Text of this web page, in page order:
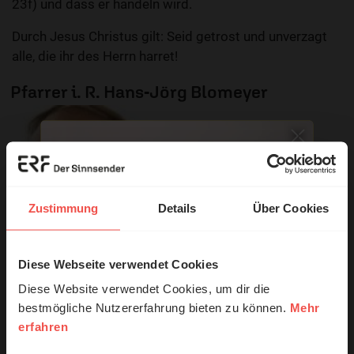
Zustimmung Details Über Cookies
Diese Webseite verwendet Cookies
Diese Website verwendet Cookies, um dir die
bestmögliche Nutzererfahrung bieten zu können. Mehr
erfahren
23f) und dass er handeln wird.
Durch Jesus Christus gilt: Seid getrost und unverzagt
alle, die ihr des Herrn harret!
Pfarrer i. R. Hans-Jörg Blomeyer
© Ruth Schneider / ERF